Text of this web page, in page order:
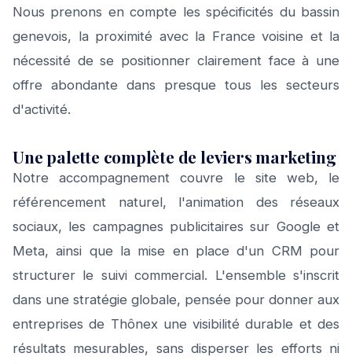
Nous prenons en compte les spécificités du bassin
genevois, la proximité avec la France voisine et la
nécessité de se positionner clairement face à une
offre abondante dans presque tous les secteurs
d'activité.
Une palette complète de leviers marketing
Notre accompagnement couvre le site web, le
référencement naturel, l'animation des réseaux
sociaux, les campagnes publicitaires sur Google et
Meta, ainsi que la mise en place d'un CRM pour
structurer le suivi commercial. L'ensemble s'inscrit
dans une stratégie globale, pensée pour donner aux
entreprises de Thônex une visibilité durable et des
résultats mesurables, sans disperser les efforts ni